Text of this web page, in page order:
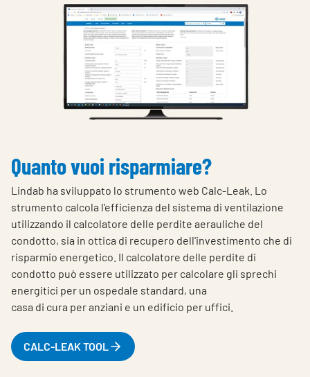
Quanto vuoi risparmiare?
Lindab ha sviluppato lo strumento web Calc-Leak. Lo
strumento calcola l'efficienza del sistema di ventilazione
utilizzando il calcolatore delle perdite aerauliche del
condotto, sia in ottica di recupero dell'investimento che di
risparmio energetico. Il calcolatore delle perdite di
condotto può essere utilizzato per calcolare gli sprechi
energitici per un ospedale standard, una
casa di cura per anziani e un edificio per uffici.
CALC-LEAK TOOL